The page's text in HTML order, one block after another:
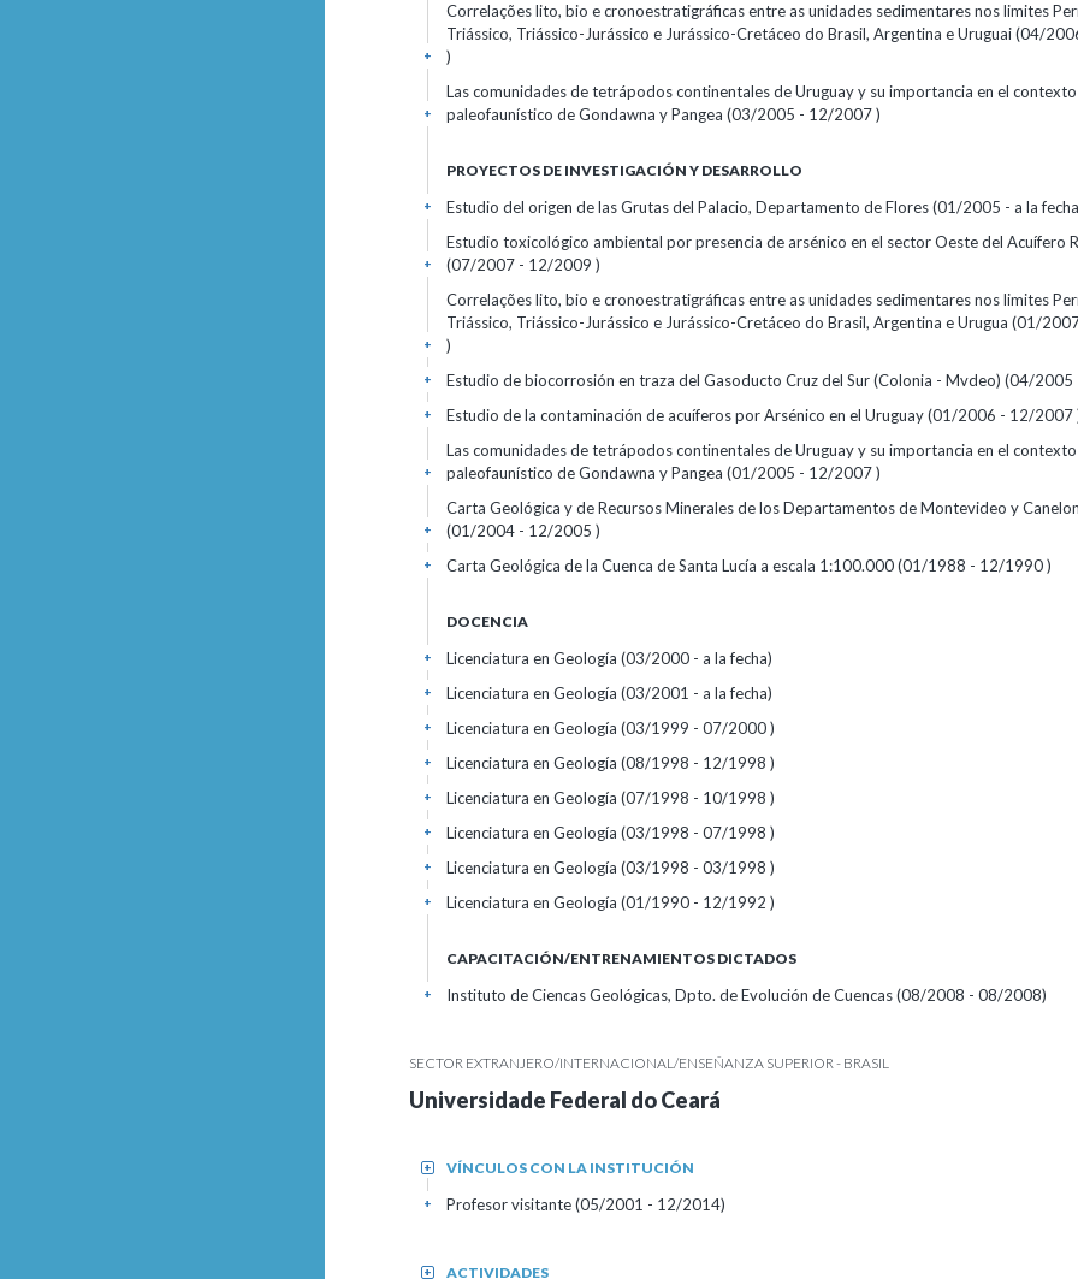
Correlações lito, bio e cronoestratigráficas entre as unidades sedimentares nos limites
Triássico, Triássico-Jurássico e Jurássico-Cretáceo do Brasil, Argentina e Uruguai (04/
)
+
Las comunidades de tetrápodos continentales de Uruguay y su importancia en el contexto
paleofaunístico de Gondawna y Pangea (03/2005 - 12/2007 )
+
PROYECTOS DE INVESTIGACIÓN Y DESARROLLO
Estudio del origen de las Grutas del Palacio, Departamento de Flores (01/2005 - a la
+
Estudio toxicológico ambiental por presencia de arsénico en el sector Oeste del Acuífero
(07/2007 - 12/2009 )
+
Correlações lito, bio e cronoestratigráficas entre as unidades sedimentares nos limites
Triássico, Triássico-Jurássico e Jurássico-Cretáceo do Brasil, Argentina e Urugua (01/
)
+
Estudio de biocorrosión en traza del Gasoducto Cruz del Sur (Colonia - Mvdeo) (04/
+
Estudio de la contaminación de acuíferos por Arsénico en el Uruguay (01/2006 - 12/2007
+
Las comunidades de tetrápodos continentales de Uruguay y su importancia en el contexto
paleofaunístico de Gondawna y Pangea (01/2005 - 12/2007 )
+
Carta Geológica y de Recursos Minerales de los Departamentos de Montevideo y
(01/2004 - 12/2005 )
+
Carta Geológica de la Cuenca de Santa Lucía a escala 1:100.000 (01/1988 - 12/1990 )
+
DOCENCIA
Licenciatura en Geología (03/2000 - a la fecha)
+
Licenciatura en Geología (03/2001 - a la fecha)
+
Licenciatura en Geología (03/1999 - 07/2000 )
+
Licenciatura en Geología (08/1998 - 12/1998 )
+
Licenciatura en Geología (07/1998 - 10/1998 )
+
Licenciatura en Geología (03/1998 - 07/1998 )
+
Licenciatura en Geología (03/1998 - 03/1998 )
+
Licenciatura en Geología (01/1990 - 12/1992 )
+
CAPACITACIÓN/ENTRENAMIENTOS DICTADOS
Instituto de Ciencas Geológicas, Dpto. de Evolución de Cuencas (08/2008 - 08/2008)
+
SECTOR EXTRANJERO/INTERNACIONAL/ENSEÑANZA SUPERIOR - BRASIL
Universidade Federal do Ceará
VÍNCULOS CON LA INSTITUCIÓN
+
Profesor visitante (05/2001 - 12/2014)
+
ACTIVIDADES
+